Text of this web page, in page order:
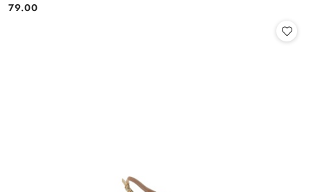
Cena:
79.00